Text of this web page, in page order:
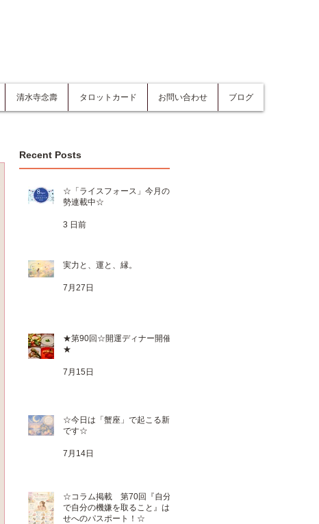
清水寺念壽 タロットカード お問い合わせ ブログ
Recent Posts
☆「ライスフォース」今月の運
勢連載中☆
3 日前
実力と、運と、縁。
7月27日
★第90回☆開運ディナー開催
★
7月15日
☆今日は「蟹座」で起こる新月
です☆
7月14日
☆コラム掲載 第70回『自分
で自分の機嫌を取ること』は幸
せへのパスポート！☆